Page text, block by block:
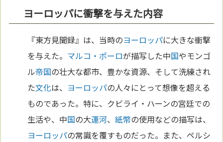
ヨーロッパに衝撃を与えた内容
『東方見聞録』は、当時のヨーロッパに大きな衝撃
を与えた。 マルコ・ポーロが描写した中国やモンゴ
ル帝国の壮大な都市、豊かな資源、そして洗練され
た文化は、 ヨーロッパの人々にとって想像を超える
ものであった。特に、クビライ・ハーンの宮廷での
生活や、中国の大運河、紙幣の使用などの描写は、
ヨーロッパの常識を覆すものだった。また、ペルシ